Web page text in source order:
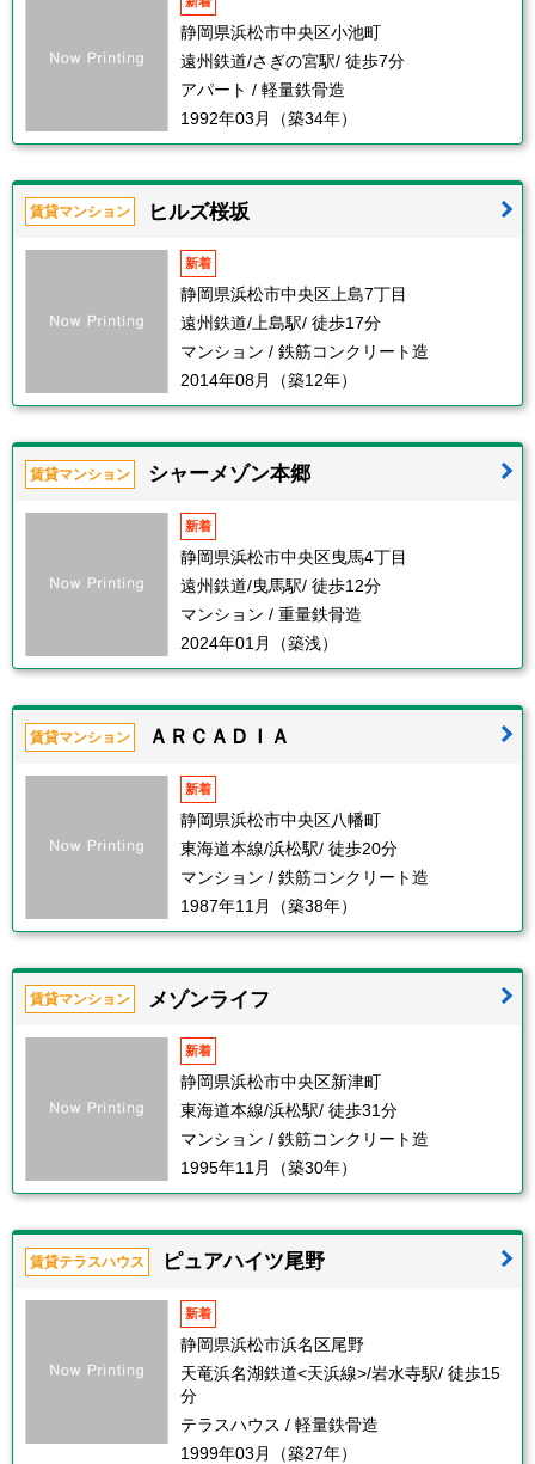
静岡県浜松市中央区小池町
遠州鉄道/さぎの宮駅/ 徒歩7分
アパート / 軽量鉄骨造
1992年03月（築34年）
賃貸マンション ヒルズ桜坂
新着
静岡県浜松市中央区上島7丁目
遠州鉄道/上島駅/ 徒歩17分
マンション / 鉄筋コンクリート造
2014年08月（築12年）
賃貸マンション シャーメゾン本郷
新着
静岡県浜松市中央区曳馬4丁目
遠州鉄道/曳馬駅/ 徒歩12分
マンション / 重量鉄骨造
2024年01月（築浅）
賃貸マンション ＡＲＣＡＤＩＡ
新着
静岡県浜松市中央区八幡町
東海道本線/浜松駅/ 徒歩20分
マンション / 鉄筋コンクリート造
1987年11月（築38年）
賃貸マンション メゾンライフ
新着
静岡県浜松市中央区新津町
東海道本線/浜松駅/ 徒歩31分
マンション / 鉄筋コンクリート造
1995年11月（築30年）
賃貸テラスハウス ピュアハイツ尾野
新着
静岡県浜松市浜名区尾野
天竜浜名湖鉄道<天浜線>/岩水寺駅/ 徒歩15
分
テラスハウス / 軽量鉄骨造
1999年03月（築27年）